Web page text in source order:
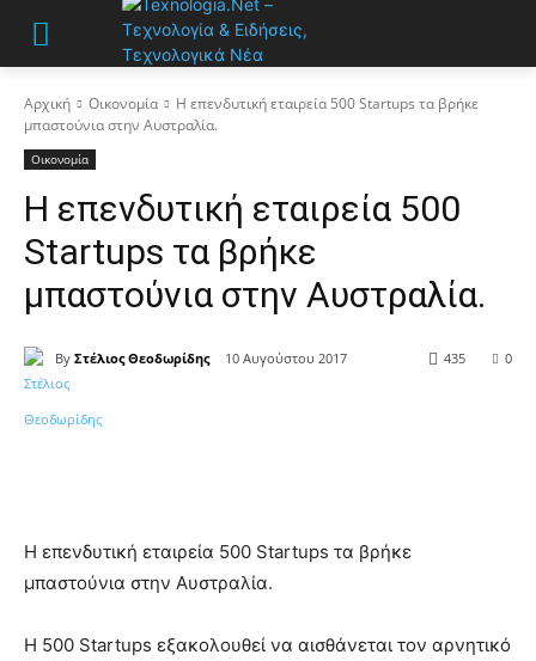
Αρχική Οικονομία
Η επενδυτική εταιρεία 500 Startups τα βρήκε
μπαστούνια στην Αυστραλία.
Οικονομία
Η επενδυτική εταιρεία 500
Startups τα βρήκε
μπαστούνια στην Αυστραλία.
By Στέλιος Θεοδωρίδης 10 Αυγούστου 2017 0
435
Η επενδυτική εταιρεία 500 Startups τα βρήκε
μπαστούνια στην Αυστραλία.
Η 500 Startups εξακολουθεί να αισθάνεται τον αρνητικό